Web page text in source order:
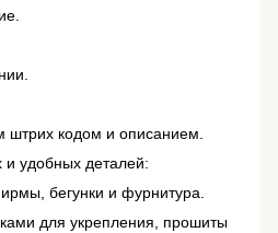
штрих кодом и описанием.
и удобных деталей:
бегунки и фурнитура.
для укрепления, прошиты